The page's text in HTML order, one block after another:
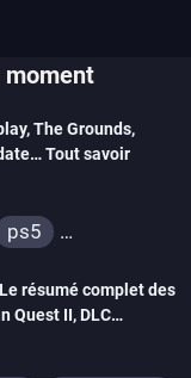
moment
The Grounds,
Tout savoir
ps5
résumé complet des
Quest II, DLC